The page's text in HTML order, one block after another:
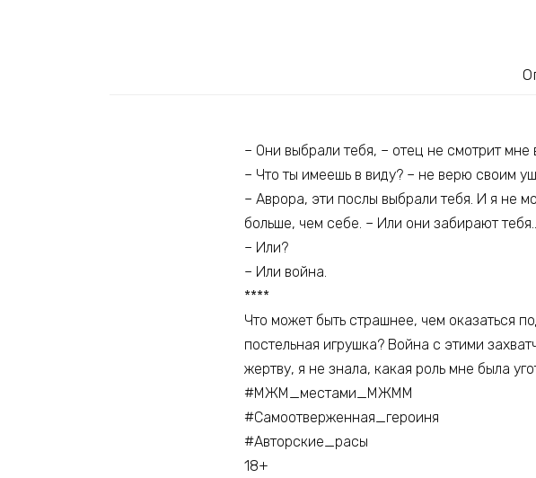
– Они выбрали тебя, – отец не смотрит мне
– Что ты имеешь в виду? – не верю своим
– Аврора, эти послы выбрали тебя. И я не
больше, чем себе. – Или они забирают
– Или?
– Или война.
****
Что может быть страшнее, чем оказаться
постельная игрушка? Война с этими
жертву, я не знала, какая роль мне была
#МЖМ_местами_МЖММ
#Самоотверженная_героиня
#Авторские_расы
18+